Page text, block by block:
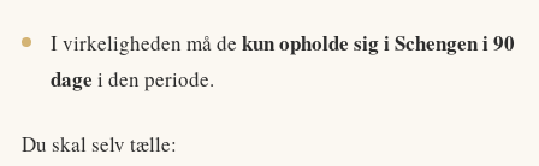
I virkeligheden må de kun opholde sig i Schengen i 90
dage i den periode.
Du skal selv tælle: